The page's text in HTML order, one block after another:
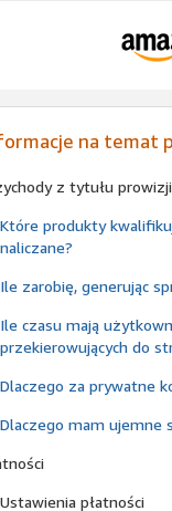
na temat
z tytułu prowizji
Które produkty
naliczane?
Ile zarobię, generując
Ile czasu mają
przekierowujących do
Dlaczego za prywatne
Dlaczego mam ujemne
Ustawienia płatności